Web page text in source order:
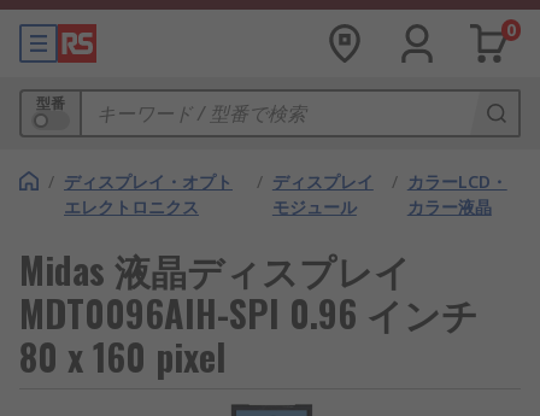
0
型番
/ ディスプレイ・オプト
エレクトロニクス
/ ディスプレイ
モジュール
/ カラーLCD・
カラー液晶
Midas 液晶ディスプレイ
MDT0096AIH-SPI 0.96 インチ
80 x 160 pixel